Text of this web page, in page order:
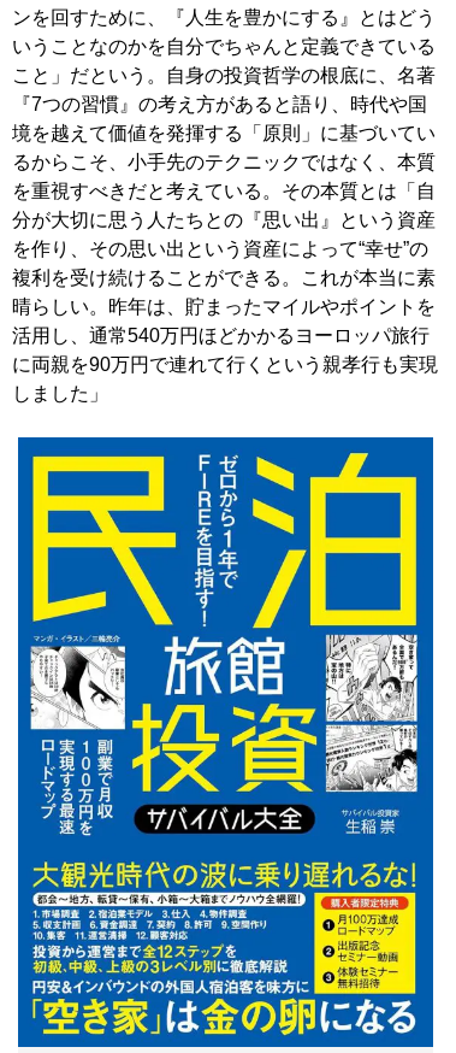
ンを回すために、『人生を豊かにする』とはどう
いうことなのかを自分でちゃんと定義できている
こと」だという。自身の投資哲学の根底に、名著
『7つの習慣』の考え方があると語り、時代や国
境を越えて価値を発揮する「原則」に基づいてい
るからこそ、小手先のテクニックではなく、本質
を重視すべきだと考えている。その本質とは「自
分が大切に思う人たちとの『思い出』という資産
を作り、その思い出という資産によって“幸せ”の
複利を受け続けることができる。これが本当に素
晴らしい。昨年は、貯まったマイルやポイントを
活用し、通常540万円ほどかかるヨーロッパ旅行
に両親を90万円で連れて行くという親孝行も実現
しました」